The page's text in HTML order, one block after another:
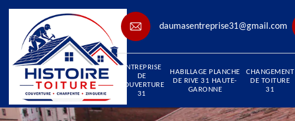
daumasentreprise31@gmail.com
ENTREPRISE
DE
COUVERTURE
31
HABILLAGE PLANCHE
DE RIVE 31 HAUTE-
GARONNE
CHANGEMENT
DE TOITURE
31